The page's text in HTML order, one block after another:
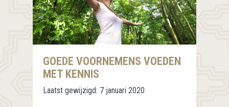
GOEDE VOORNEMENS VOEDEN
MET KENNIS
Laatst gewijzigd: 7 januari 2020